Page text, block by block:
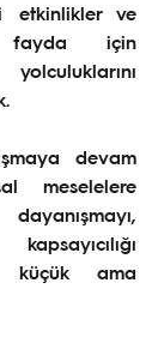
etkinlikler ve
fayda için
devam
meselelere
küçük ama